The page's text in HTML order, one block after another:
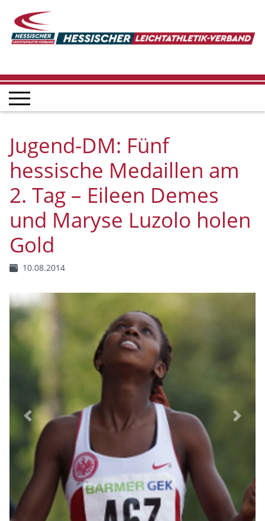
Jugend-DM: Fünf
hessische Medaillen am
2. Tag – Eileen Demes
und Maryse Luzolo holen
Gold
10.08.2014
Previous Next